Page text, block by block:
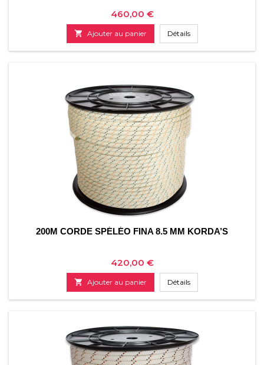
Prix
460,00 €
 Ajouter au panier Détails
200M CORDE SPÉLÉO FINA 8.5 MM KORDA’S
Prix
420,00 €
 Ajouter au panier Détails